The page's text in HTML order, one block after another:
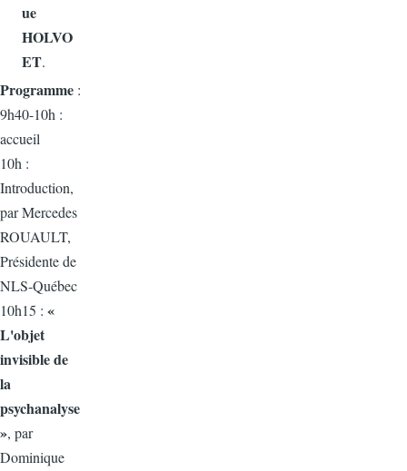
ue
HOLVO
ET.
Programme :
9h40-10h :
accueil
10h :
Introduction,
par Mercedes
ROUAULT,
Présidente de
NLS-Québec
10h15 : «
L'objet
invisible de
la
psychanalyse
», par
Dominique